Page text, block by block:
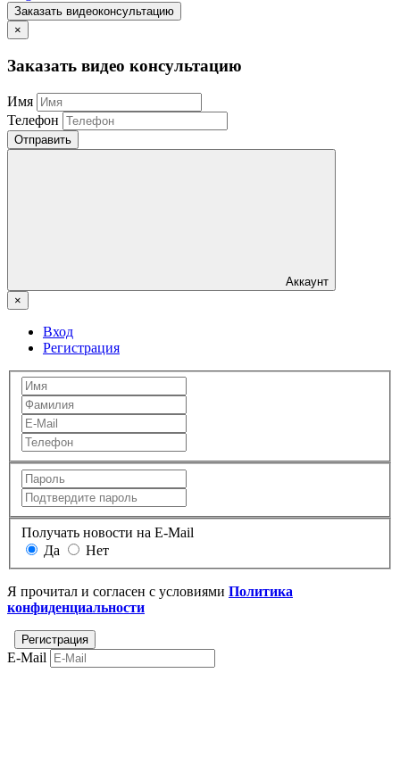
Заказать видеоконсультацию
×
Заказать видео консультацию
Имя
Телефон
Отправить
Аккаунт
×
Вход
Регистрация
Получать новости на E-Mail
Да
Нет
Я прочитал и согласен с условиями Политика
конфиденциальности
E-Mail